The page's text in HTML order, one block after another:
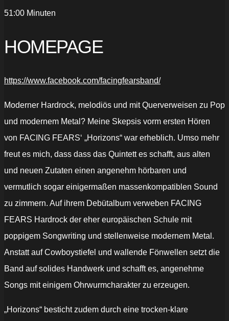
51:00 Minuten
HOMEPAGE
https://www.facebook.com/facingfearsband/
Moderner Hardrock, melodiös und mit Querverweisen zu Pop
und modernem Metal? Meine Skepsis vorm ersten Hören
von FACING FEARS‘ „Horizons“ war erheblich. Umso mehr
freut es mich, dass dass das Quintett es schafft, aus alten
und neuen Zutaten einen angenehm hörbaren und
vermutlich sogar einigermaßen massenkompatiblen Sound
zu zimmern. Auf ihrem Debütalbum verweben FACING
FEARS Hardrock der eher europäischen Schule mit
poppigem Songwriting und stellenweise modernem Metal.
Anstatt auf Cowboystiefel und wallende Fönwellen setzt die
Band auf solides Handwerk und schafft es, angenehme
Songs mit einigem Ohrwurmcharakter zu erzeugen.
„Horizons“ besticht zudem durch eine trocken-klare